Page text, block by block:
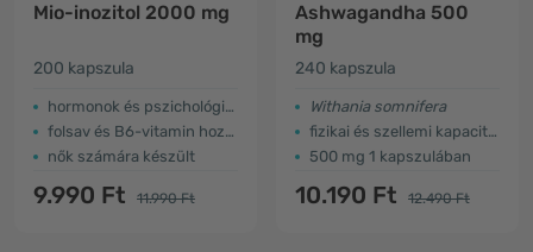
Mio-inozitol 2000 mg
200 kapszula
hormonok és pszichológiai működés
folsav és B6-vitamin hozzáadásával
nők számára készült
9.990 Ft 11.990 Ft
Ashwagandha 500
mg
240 kapszula
Withania somnifera
fizikai és szellemi kapacitás
500 mg 1 kapszulában
10.190 Ft 12.490 Ft